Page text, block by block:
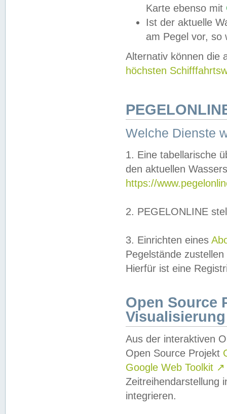
Karte ebenso mit
Ist der aktuelle
am Pegel vor,
Alternativ können die
höchsten
Welche Dienste
1. Eine tabellarische
den aktuellen
https://
2. PEGELONLINE
3. Einrichten eines
Pegelstände
Hierfür ist eine
Open Source
Visualisierung
Aus der interaktiven
Open Source Projekt
Google Web Toolkit ↗
Zeitreihendarstellung
integrieren.